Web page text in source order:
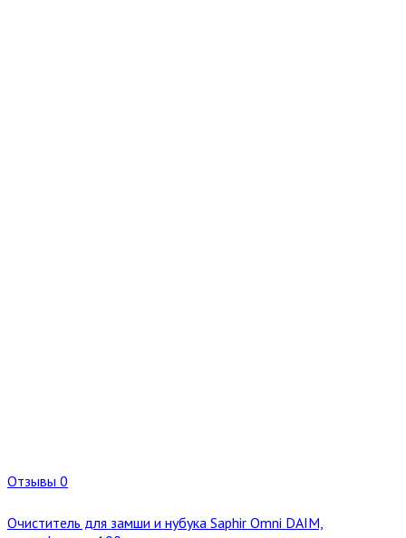
Отзывы 0
Очиститель для замши и нубука Saphir Omni DAIM,